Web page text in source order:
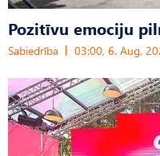
Pozitīvu emociju
Sabiedrība 03:00, 6. Aug,